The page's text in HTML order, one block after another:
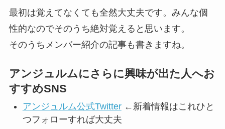
最初は覚えてなくても全然大丈夫です。みんな個
性的なのでそのうち絶対覚えると思います。
そのうちメンバー紹介の記事も書きますね。
アンジュルムにさらに興味が出た人へお
すすめSNS
アンジュルム公式Twitter←新着情報はこれひと
つフォローすれば大丈夫